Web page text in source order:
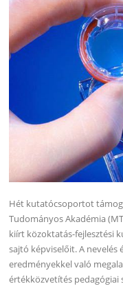
Hét kutatócsoportot
Tudományos Akadémia
kiírt közoktatás-fejlesztési
sajtó képviselőit. A nevelés
eredményekkel való
értékközvetítés pedagógiai